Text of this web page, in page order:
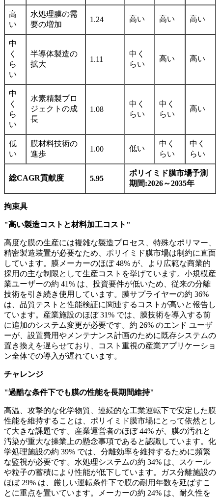
高
い
水処理膜の需
要の増加
1.24 高い 高い 高い
中
く
ら
い
半導体製造の
拡大
1.11
中く
らい
高い 高い
中
く
ら
い
水素精製プロ
ジェクトの成
長
1.08
中く
らい
中く
らい
高い
低
い
膜材料技術の
進歩
1.00 低い
中く
らい
中く
らい
総CAGR貢献度 5.95
ポリイミド膜市場予測
期間:2026～2035年
拘束具
"高い製造コストと材料加工コスト"
高度な膜の生産には複雑な製造プロセス、特殊なポリマー、
精密製造装置が必要なため、ポリイミド膜市場は制約に直面
しています。膜メーカーのほぼ 48% が、より広範な商業的
採用の主な制限として生産コストを挙げています。小規模産
業ユーザーの約 41% は、投資要件が低いため、従来の分離
技術を引き続き使用しています。膜サプライヤーの約 36%
は、品質テストと性能検証に関連するコストが高いと報告し
ています。産業施設のほぼ 31% では、膜技術を導入する前
に追加のシステム変更が必要です。約 26% のエンド ユーザ
ーが、設置費用やメンテナンス計画のために既存システムの
置き換えを遅らせており、コスト重視の産業アプリケーショ
ン全体での導入が遅れています。
チャレンジ
"過酷な条件下でも膜の性能を長期間維持"
高温、攻撃的な化学物質、連続的な工業運転下で安定した膜
性能を維持することは、ポリイミド膜市場にとって依然とし
て大きな課題です。産業運営者のほぼ 44% が、膜の汚れと
汚染が重大な操業上の懸念事項であると認識しています。化
学処理施設の約 39% では、分離効率を維持するために頻繁
な監視が必要です。水処理システムの約 34% は、スケール
や粒子の蓄積により性能が低下しています。ガス分離施設の
ほぼ 29% は、厳しい運転条件下で膜の耐用年数を延ばすこ
とに重点を置いています。メーカーの約 24% は、耐久性を